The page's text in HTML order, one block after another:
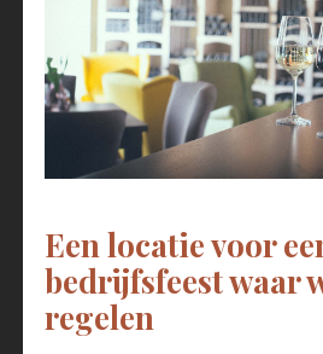
Een locatie voor
bedrijfsfeest waar
regelen